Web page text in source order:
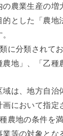
の農業生産の増
的とした「農地
に分類されて
地」、「乙種
域は、地方自治
において指定
農地の条件を
等の対象とな